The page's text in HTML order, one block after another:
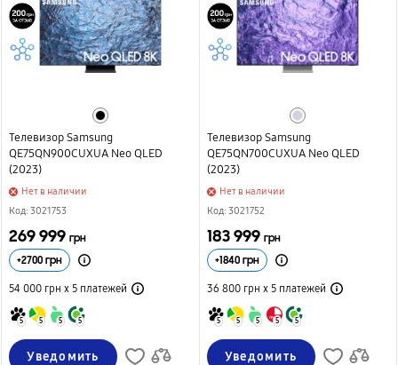
Телевизор Samsung
QE75QN900CUXUA Neo QLED
(2023)
Нет в наличии
Код: 3021753
269 999 грн
+2700 грн
54 000 грн х 5 платежей
5 5 5 5
Уведомить
Телевизор Samsung
QE75QN700CUXUA Neo QLED
(2023)
Нет в наличии
Код: 3021752
183 999 грн
+1840грн
36 800 грн х 5платежей
5 5 5 5 5
Уведомить